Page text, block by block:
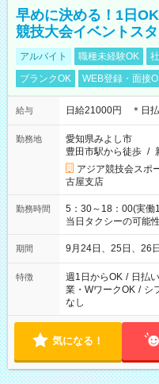
早めに決める！1日
競技大会イベントス
アルバイト 職種未経験OK
ブランクOK
WEB登録・面接
給与 日給21000円 ＊日払
勤務地
愛知県みよし市
豊田市駅から徒歩 /
アジア競技会スポ
古屋支店
勤務時間
5：30～18：00(実働
当日タクシーの可能
期間 9月24日、25日、26
特徴 週1日からOK / 日払
業・WワークOK / シ
なし
気になる！